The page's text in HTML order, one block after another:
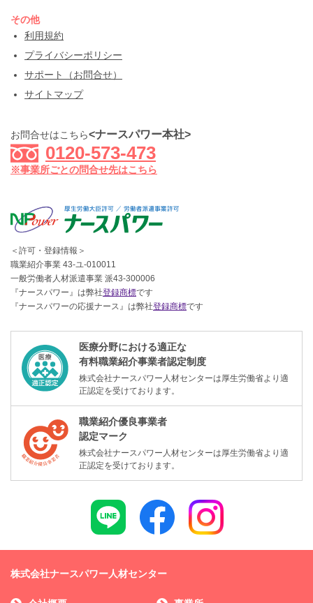
その他
利用規約
プライバシーポリシー
サポート（お問合せ）
サイトマップ
お問合せはこちら<ナースパワー本社>
0120-573-473
※事業所ごとの問合せ先はこちら
＜許可・登録情報＞
職業紹介事業 43-ユ-010011
一般労働者人材派遣事業 派43-300006
『ナースパワー』は弊社登録商標です
『ナースパワーの応援ナース』は弊社登録商標です
医療分野における適正な
有料職業紹介事業者認定制度
株式会社ナースパワー人材センターは厚生労働省より適
正認定を受けております。
職業紹介優良事業者
認定マーク
株式会社ナースパワー人材センターは厚生労働省より適
正認定を受けております。
株式会社ナースパワー人材センター